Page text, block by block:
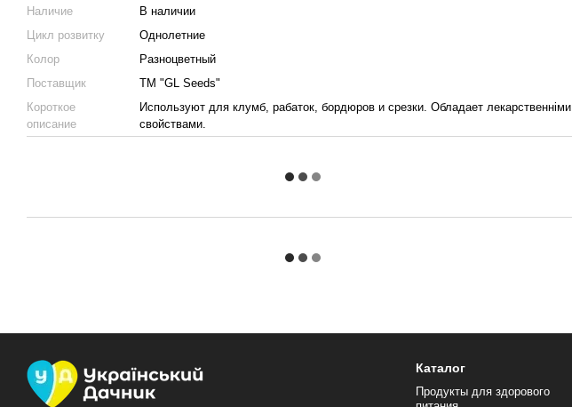
Наличие
В наличии
Цикл розвитку
Однолетние
Колор
Разноцветный
Поставщик
ТМ "GL Seeds"
Короткое
описание
Используют для клумб, рабаток, бордюров и срезки. Обладает лекарственніми
свойствами.
Каталог
Продукты для здорового